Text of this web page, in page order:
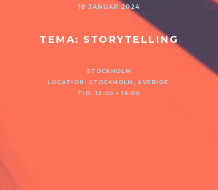
18 JANUAR 2024
TEMA: STORYTELLING
STOCKHOLM
LOCATION: STOCKHOLM, SVERIGE.
TID: 12:00 - 19:00